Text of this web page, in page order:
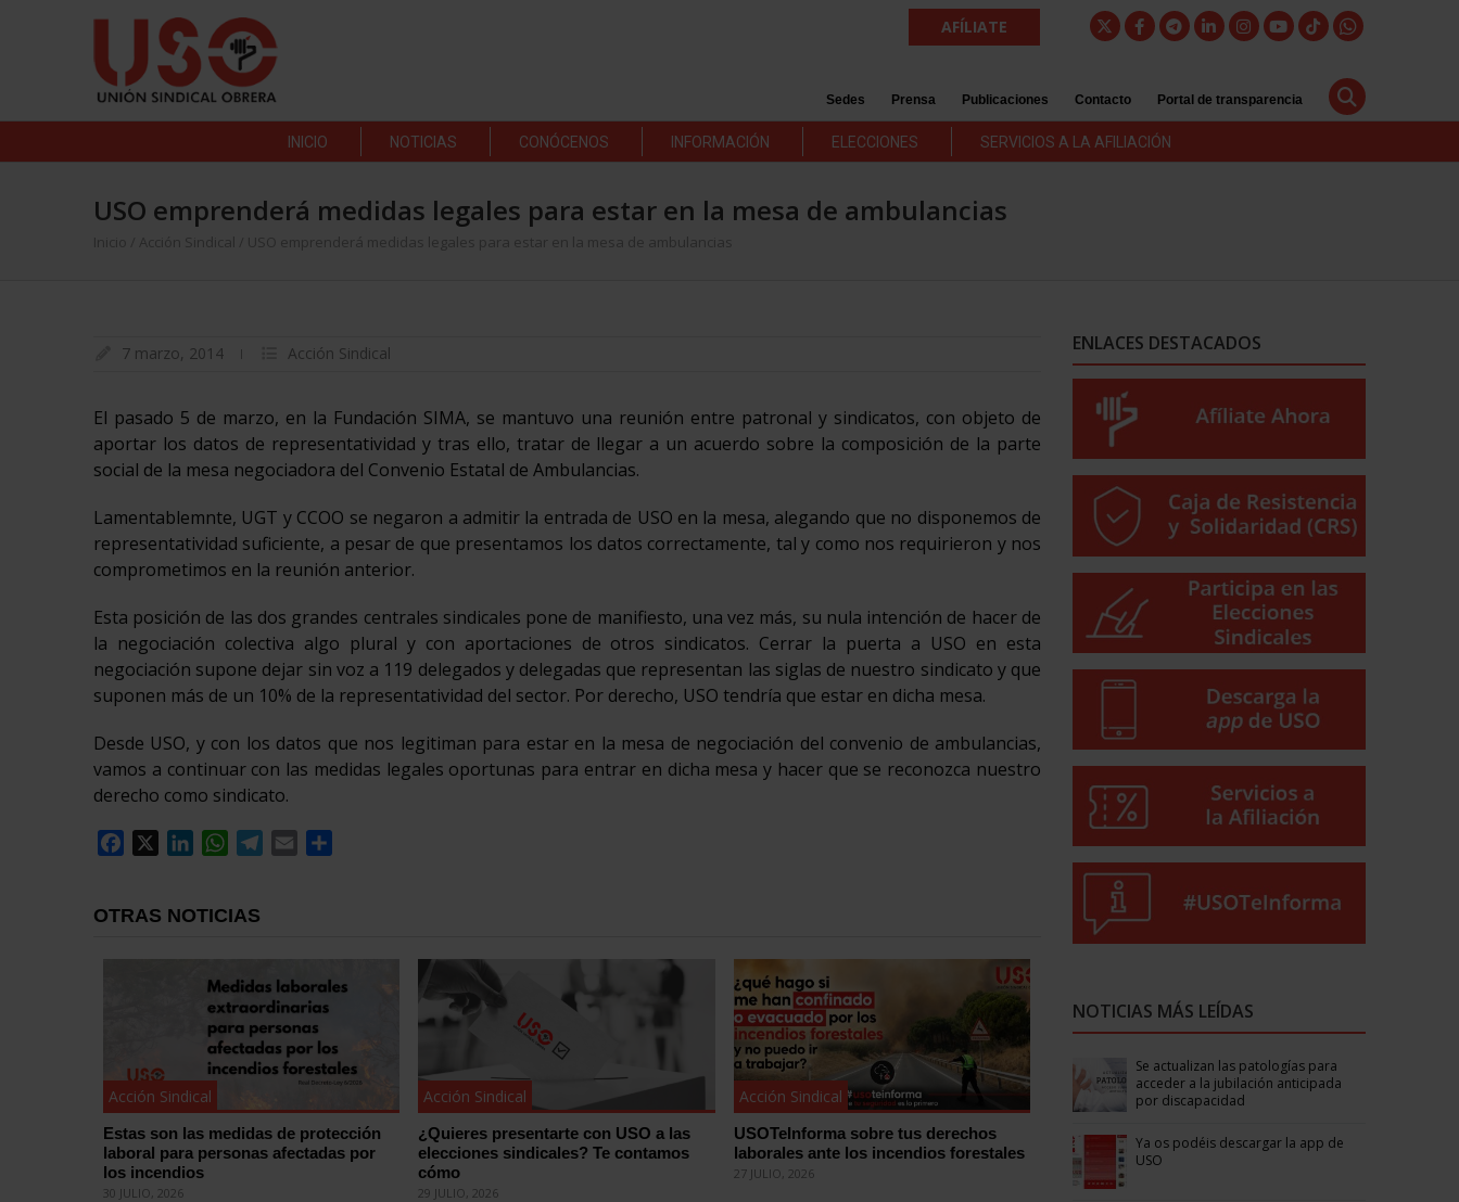
AFÍLIATE
Sedes Prensa Publicaciones Contacto Portal de transparencia
INICIO NOTICIAS CONÓCENOS INFORMACIÓN ELECCIONES SERVICIOS A LA AFILIACIÓN
USO emprenderá medidas legales para estar en la mesa de ambulancias
Inicio Acción Sindical USO emprenderá medidas legales para estar en la mesa de ambulancias
7 marzo, 2014 Acción Sindical
El pasado 5 de marzo, en la Fundación SIMA, se mantuvo una reunión entre patronal y sindicatos, con objeto de
aportar los datos de representatividad y tras ello, tratar de llegar a un acuerdo sobre la composición de la parte
social de la mesa negociadora del Convenio Estatal de Ambulancias.
Lamentablemnte, UGT y CCOO se negaron a admitir la entrada de USO en la mesa, alegando que no disponemos de
representatividad suficiente, a pesar de que presentamos los datos correctamente, tal y como nos requirieron y nos
comprometimos en la reunión anterior.
Esta posición de las dos grandes centrales sindicales pone de manifiesto, una vez más, su nula intención de hacer de
la negociación colectiva algo plural y con aportaciones de otros sindicatos. Cerrar la puerta a USO en esta
negociación supone dejar sin voz a 119 delegados y delegadas que representan las siglas de nuestro sindicato y que
suponen más de un 10% de la representatividad del sector. Por derecho, USO tendría que estar en dicha mesa.
Desde USO, y con los datos que nos legitiman para estar en la mesa de negociación del convenio de ambulancias,
vamos a continuar con las medidas legales oportunas para entrar en dicha mesa y hacer que se reconozca nuestro
derecho como sindicato.
Facebook
LinkedInWhatsApp
Telegram
Email
OTRAS NOTICIAS
Acción Sindical
Estas son las medidas de protección
laboral para personas afectadas por
los incendios
30 JULIO, 2026
Acción Sindical
¿Quieres presentarte con USO a las
elecciones sindicales? Te contamos
cómo
29 JULIO, 2026
Acción Sindical
USOTeInforma sobre tus derechos
laborales ante los incendios forestales
27 JULIO, 2026
ENLACES DESTACADOS
NOTICIAS MÁS LEÍDAS
Se actualizan las patologías para
acceder a la jubilación anticipada
por discapacidad
Ya os podéis descargar la app de
USO